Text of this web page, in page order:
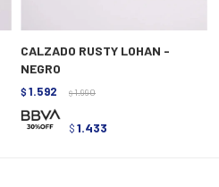
CALZADO RUSTY LOHAN -
NEGRO
$ 1.592 $ 1.990
$ 1.433